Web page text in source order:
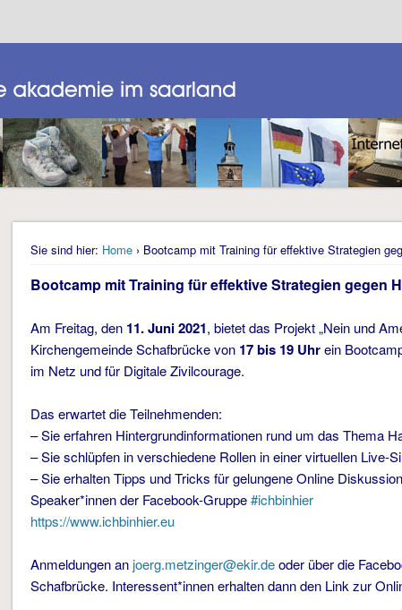
Sie sind hier: Home › Bootcamp mit Training für effektive Strategien
Bootcamp mit Training für effektive Strategien gegen
Am Freitag, den 11. Juni 2021, bietet das Projekt „Nein und
Kirchengemeinde Schafbrücke von 17 bis 19 Uhrein
im Netz und für Digitale Zivilcourage.
Das erwartet die Teilnehmenden:
– Sie erfahren Hintergrundinformationen rund um das Thema
– Sie schlüpfen in verschiedene Rollen in einer virtuellen Live-
– Sie erhalten Tipps und Tricks für gelungene Online
Speaker*innen der Facebook-Gruppe#ichbinhier
https://www.ichbinhier.eu
Anmeldungen anjoerg.metzinger@ekir.deoder über die
Schafbrücke. Interessent*innen erhalten dann den Link zur